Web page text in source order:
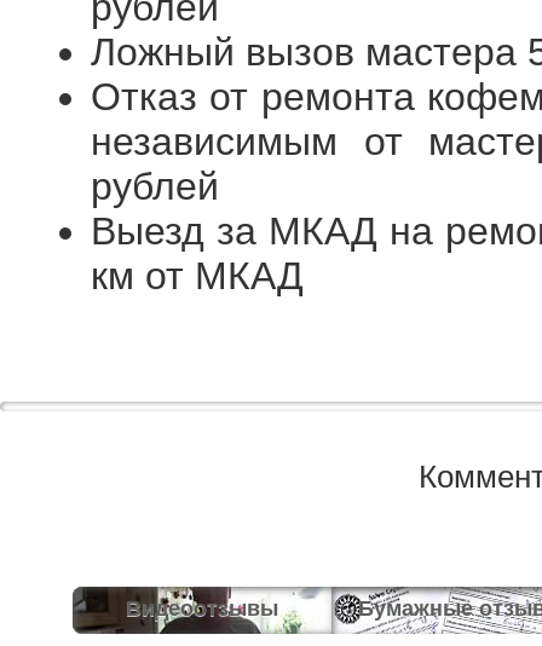
Ложный вызов мастера
Отказ от ремонта
независимым от
рублей
Выезд за МКАД на
км от МКАД
Видеоотзывы Бумажные